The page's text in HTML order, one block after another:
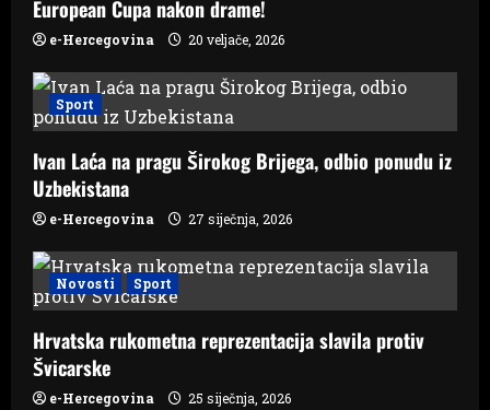
European Cupa nakon drame!
e-Hercegovina 20 veljače, 2026
Sport
Ivan Laća na pragu Širokog Brijega, odbio ponudu iz
Uzbekistana
e-Hercegovina 27 siječnja, 2026
Novosti Sport
Hrvatska rukometna reprezentacija slavila protiv
Švicarske
e-Hercegovina 25 siječnja, 2026